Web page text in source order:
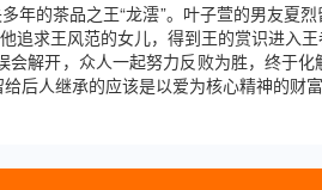
的茶品之王“龙澐”。叶子萱的男友夏
求王风范的女儿，得到王的赏识进入
解开，众人一起努力反败为胜，终于
后人继承的应该是以爱为核心精神的财富